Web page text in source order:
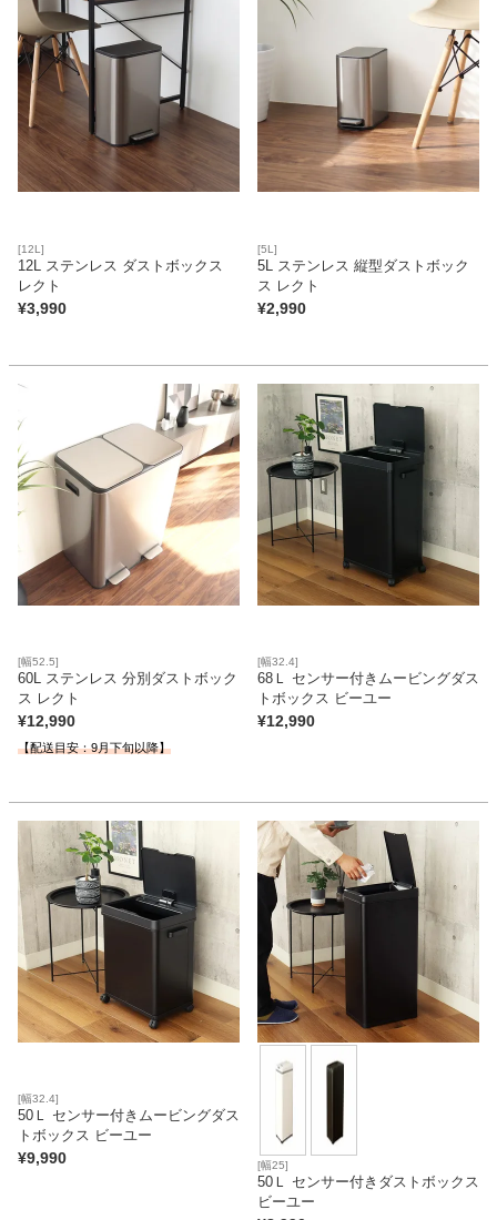
[12L]
12L ステンレス ダストボックス
レクト
¥3,990
[5L]
5L ステンレス 縦型ダストボック
ス レクト
¥2,990
[幅52.5]
60L ステンレス 分別ダストボック
ス レクト
¥12,990
【配送目安：9月下旬以降】
[幅32.4]
68Ｌ センサー付きムービングダス
トボックス ビーユー
¥12,990
[幅32.4]
50Ｌ センサー付きムービングダス
トボックス ビーユー
¥9,990 [幅25]
50Ｌ センサー付きダストボックス
ビーユー